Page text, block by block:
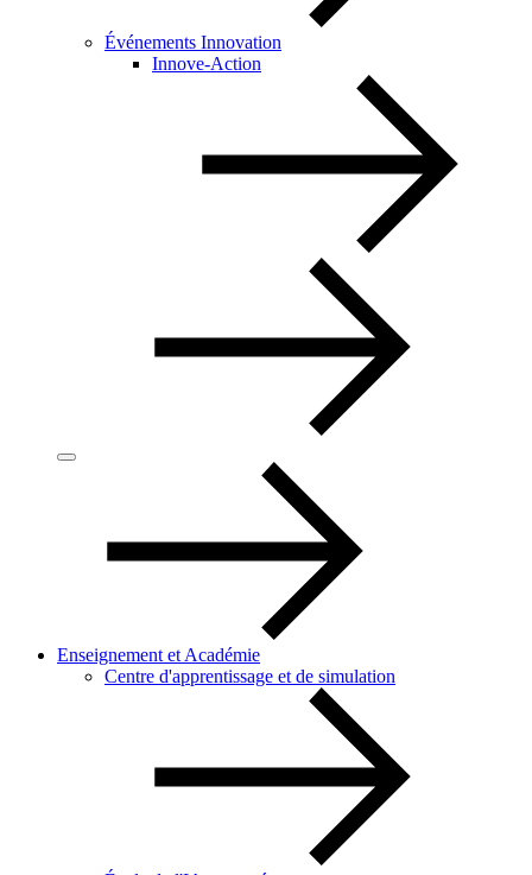
Événements Innovation
Innove-Action
Enseignement et Académie
Centre d'apprentissage et de simulation